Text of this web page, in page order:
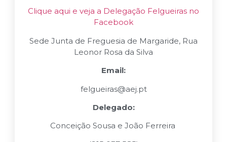
Clique aqui e veja a Delegação Felgueiras no
Facebook
Sede Junta de Freguesia de Margaride, Rua
Leonor Rosa da Silva
Email:
felgueiras@aej.pt
Delegado:
Conceição Sousa e João Ferreira